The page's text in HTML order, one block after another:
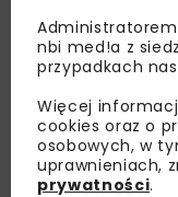
nbi med!a z
przypadkach
Więcej
cookies oraz o
osobowych, w
uprawnieniach,
prywatności.